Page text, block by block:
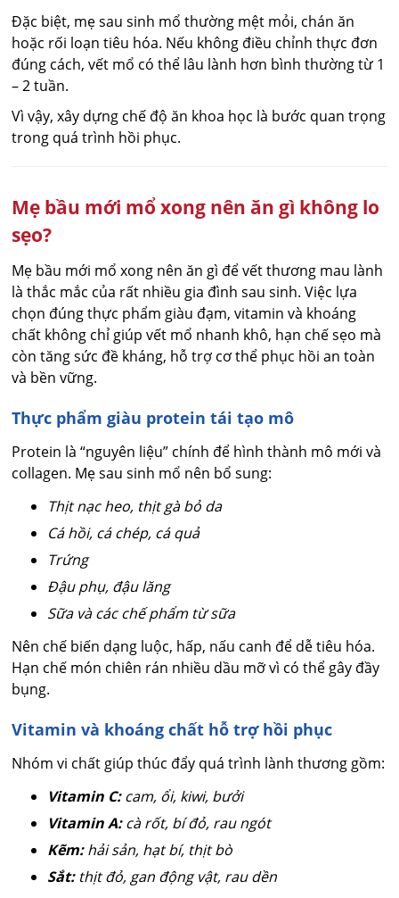
Đặc biệt, mẹ sau sinh mổ thường mệt mỏi, chán ăn
hoặc rối loạn tiêu hóa. Nếu không điều chỉnh thực đơn
đúng cách, vết mổ có thể lâu lành hơn bình thường từ 1
– 2 tuần.
Vì vậy, xây dựng chế độ ăn khoa học là bước quan trọng
trong quá trình hồi phục.
Mẹ bầu mới mổ xong nên ăn gì không lo
sẹo?
Mẹ bầu mới mổ xong nên ăn gì để vết thương mau lành
là thắc mắc của rất nhiều gia đình sau sinh. Việc lựa
chọn đúng thực phẩm giàu đạm, vitamin và khoáng
chất không chỉ giúp vết mổ nhanh khô, hạn chế sẹo mà
còn tăng sức đề kháng, hỗ trợ cơ thể phục hồi an toàn
và bền vững.
Thực phẩm giàu protein tái tạo mô
Protein là “nguyên liệu” chính để hình thành mô mới và
collagen. Mẹ sau sinh mổ nên bổ sung:
Thịt nạc heo, thịt gà bỏ da
Cá hồi, cá chép, cá quả
Trứng
Đậu phụ, đậu lăng
Sữa và các chế phẩm từ sữa
Nên chế biến dạng luộc, hấp, nấu canh để dễ tiêu hóa.
Hạn chế món chiên rán nhiều dầu mỡ vì có thể gây đầy
bụng.
Vitamin và khoáng chất hỗ trợ hồi phục
Nhóm vi chất giúp thúc đẩy quá trình lành thương gồm:
Vitamin C:cam, ổi, kiwi, bưởi
Vitamin A:cà rốt, bí đỏ, rau ngót
Kẽm:hải sản, hạt bí, thịt bò
Sắt:thịt đỏ, gan động vật, rau dền